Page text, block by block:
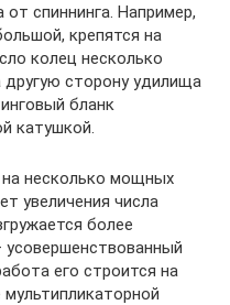
спиннинга. Например,
крепятся на
колец несколько
другую сторону удилища
бланк
катушкой.
несколько мощных
увеличения числа
более
его строится на